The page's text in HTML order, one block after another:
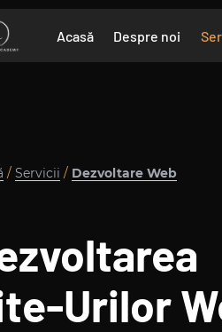
Acasă Despre noi
Urilor
/ Servicii / Dezvoltare Web